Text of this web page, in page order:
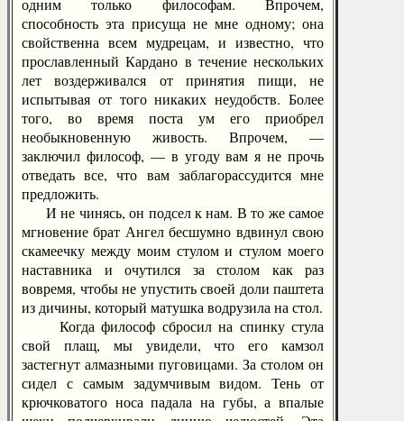
одним только философам. Впрочем,
способность эта присуща не мне одному; она
свойственна всем мудрецам, и известно, что
прославленный Кардано в течение нескольких
лет воздерживался от принятия пищи, не
испытывая от того никаких неудобств. Более
того, во время поста ум его приобрел
необыкновенную живость. Впрочем, —
заключил философ, — в угоду вам я не прочь
отведать все, что вам заблагорассудится мне
предложить.
И не чинясь, он подсел к нам. В то же самое
мгновение брат Ангел бесшумно вдвинул свою
скамеечку между моим стулом и стулом моего
наставника и очутился за столом как раз
вовремя, чтобы не упустить своей доли паштета
из дичины, который матушка водрузила на стол.
Когда философ сбросил на спинку стула
свой плащ, мы увидели, что его камзол
застегнут алмазными пуговицами. За столом он
сидел с самым задумчивым видом. Тень от
крючковатого носа падала на губы, а впалые